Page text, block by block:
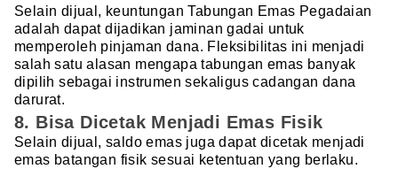
Selain dijual, keuntungan Tabungan Emas Pegadaian
adalah dapat dijadikan jaminan gadai untuk
memperoleh pinjaman dana. Fleksibilitas ini menjadi
salah satu alasan mengapa tabungan emas banyak
dipilih sebagai instrumen sekaligus cadangan dana
darurat.
8. Bisa Dicetak Menjadi Emas Fisik
Selain dijual, saldo emas juga dapat dicetak menjadi
emas batangan fisik sesuai ketentuan yang berlaku.